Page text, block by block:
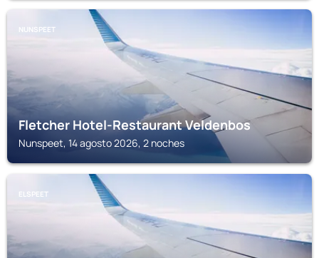
NUNSPEET
Fletcher Hotel-Restaurant Veldenbos
Nunspeet, 14 agosto 2026, 2 noches
ELSPEET